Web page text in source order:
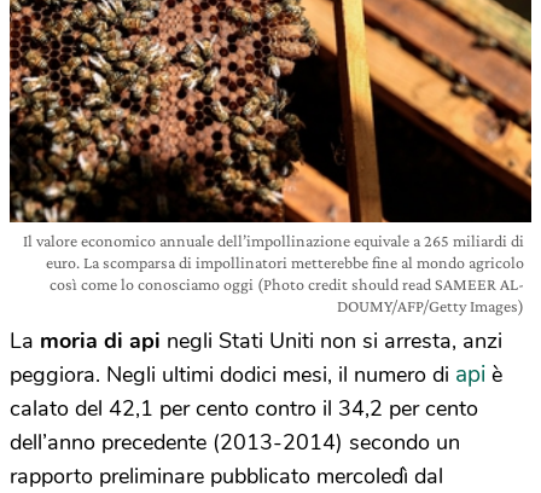
Il valore economico annuale dell’impollinazione equivale a 265 miliardi di
euro. La scomparsa di impollinatori metterebbe fine al mondo agricolo
così come lo conosciamo oggi (Photo credit should read SAMEER AL-
DOUMY/AFP/Getty Images)
La moria di api negli Stati Uniti non si arresta, anzi
peggiora. Negli ultimi dodici mesi, il numero di api è
calato del 42,1 per cento contro il 34,2 per cento
dell’anno precedente (2013-2014) secondo un
rapporto preliminare pubblicato mercoledì dal